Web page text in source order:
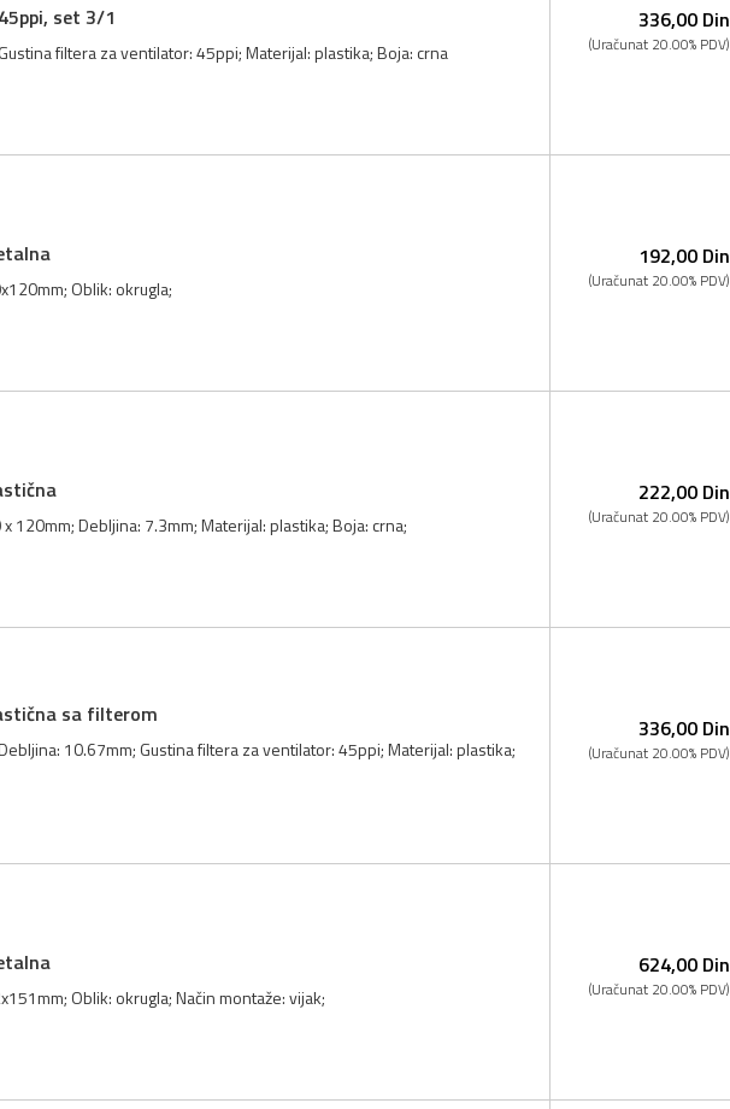
set 3/1
filtera za ventilator: 45ppi; Materijal: plastika; Boja: crna
336,00 Din
(Uračunat 20.00% PDV)
Oblik: okrugla;
192,00 Din
(Uračunat 20.00% PDV)
120mm; Debljina: 7.3mm; Materijal: plastika; Boja: crna;
222,00 Din
(Uračunat 20.00% PDV)
sa filterom
10.67mm; Gustina filtera za ventilator: 45ppi; Materijal: plastika;
336,00 Din
(Uračunat 20.00% PDV)
Oblik: okrugla; Način montaže: vijak;
624,00 Din
(Uračunat 20.00% PDV)